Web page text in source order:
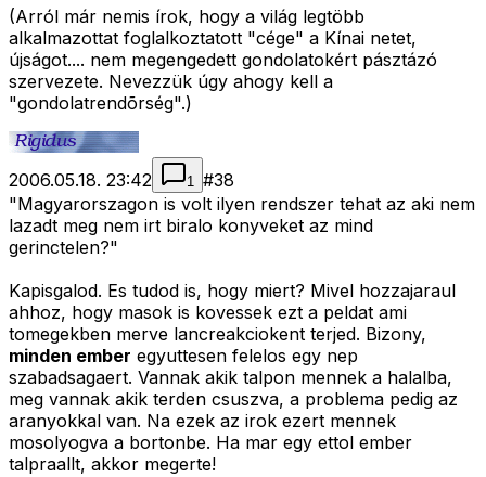
(Arról már nemis írok, hogy a világ legtöbb
alkalmazottat foglalkoztatott "cége" a Kínai netet,
újságot.... nem megengedett gondolatokért pásztázó
szervezete. Nevezzük úgy ahogy kell a
"gondolatrendõrség".)
2006.05.18. 23:42 1 #38
"Magyarorszagon is volt ilyen rendszer tehat az aki nem
lazadt meg nem irt biralo konyveket az mind
gerinctelen?"
Kapisgalod. Es tudod is, hogy miert? Mivel hozzajaraul
ahhoz, hogy masok is kovessek ezt a peldat ami
tomegekben merve lancreakciokent terjed. Bizony,
minden ember egyuttesen felelos egy nep
szabadsagaert. Vannak akik talpon mennek a halalba,
meg vannak akik terden csuszva, a problema pedig az
aranyokkal van. Na ezek az irok ezert mennek
mosolyogva a bortonbe. Ha mar egy ettol ember
talpraallt, akkor megerte!